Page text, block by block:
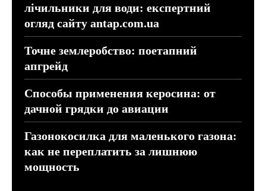
лічильники для води: експертний
огляд сайту antap.com.ua
Точне землеробство: поетапний
апгрейд
Способы применения керосина: от
дачной грядки до авиации
Газонокосилка для маленького газона:
как не переплатить за лишнюю
мощность